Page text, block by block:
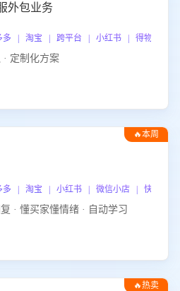
外包业务
| 淘宝 | 跨平台 | 小红书 | 得物 | 企
· 定制化方案
🔥本周
| 淘宝 | 小红书 | 微信小店 | 快手 |
· 懂买家懂情绪 · 自动学习
🔥热卖